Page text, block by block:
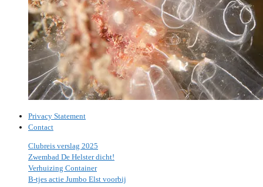
Privacy Statement
Contact
Clubreis verslag 2025
Zwembad De Helster dicht!
Verhuizing Container
B-tjes actie Jumbo Elst voorbij